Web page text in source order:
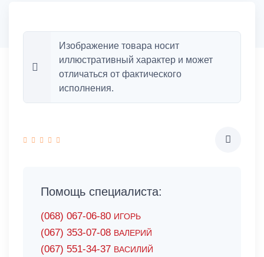
Изображение товара носит
иллюстративный характер и может
отличаться от фактического
исполнения.
Помощь специалиста:
(068) 067-06-80 ИГОРЬ
(067) 353-07-08 ВАЛЕРИЙ
(067) 551-34-37 ВАСИЛИЙ